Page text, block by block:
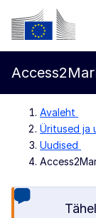
Põhisisu
Euroopa
Avaleht
Üritused ja
Uudised